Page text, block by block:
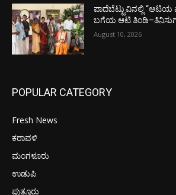
ಪಾದೆಬೆಟ್ಟುವಿನಲ್ಲಿ “ಆಟಿಯ
ಬಗೆಯ ಆಟಿ
August 10, 2026
POPULAR CATEGORY
Fresh News
ಕರಾವಳಿ
ಮಂಗಳೂರು
ಉಡುಪಿ
ಪುತ್ತೂರು